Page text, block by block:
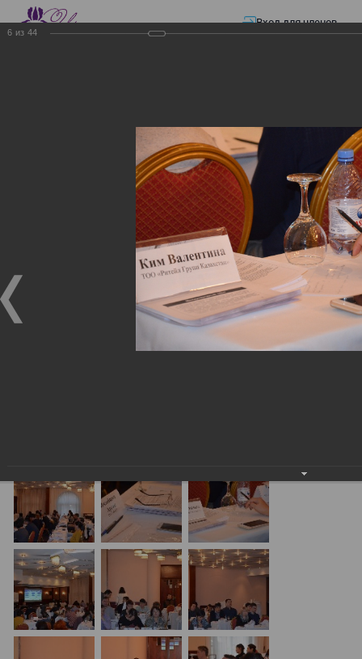
Вход для членов
—ЭЛЕКТРОННЫЕ СЧЕТА-ФАКТУРЫ.
ЭЛЕКТРОННЫЕ СЧЕТА-
ФАКТУРЫ. ВИРТУАЛЬНЫЙ
ЭЛЕКТРОННЫЕ СЧЕТА-ФАКТУРЫ. ВИРТУАЛЬНЫЙ
СКЛАД.
Семинар с КГД и разработчиками
6 из 44